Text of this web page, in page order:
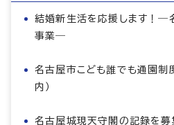
結婚新生活を応援します！―
事業―
名古屋市こども誰でも通園制
内）
名古屋城現天守閣の記録を募